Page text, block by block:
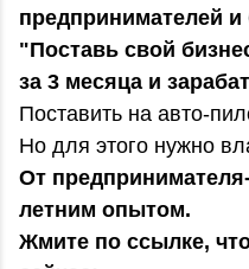
предпринимателей
"Поставь свой
за 3 месяца и
Поставить на авто-
Но для этого нужно
От
летним опытом.
Жмите по ссылке,